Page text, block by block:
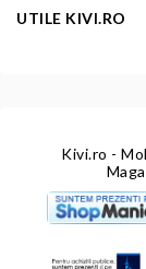
UTILE KIVI.RO
Kivi.ro -